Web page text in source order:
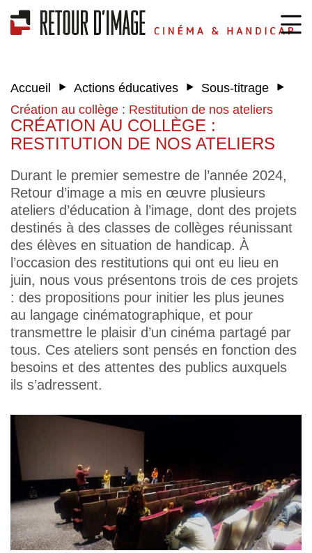
Accueil ‣ Actions éducatives ‣ Sous-titrage ‣
Création au collège : Restitution de nos ateliers
CRÉATION AU COLLÈGE :
RESTITUTION DE NOS ATELIERS
Durant le premier semestre de l’année 2024,
Retour d’image a mis en œuvre plusieurs
ateliers d’éducation à l’image, dont des projets
destinés à des classes de collèges réunissant
des élèves en situation de handicap. À
l’occasion des restitutions qui ont eu lieu en
juin, nous vous présentons trois de ces projets
: des propositions pour initier les plus jeunes
au langage cinématographique, et pour
transmettre le plaisir d’un cinéma partagé par
tous. Ces ateliers sont pensés en fonction des
besoins et des attentes des publics auxquels
ils s’adressent.